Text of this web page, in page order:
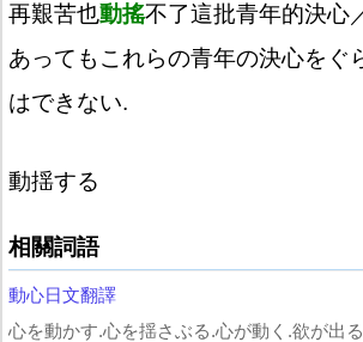
再艱苦也動搖不了這批青年的決心
あってもこれらの青年の決心をぐ
はできない.
動揺する
相關詞語
動心日文翻譯
心を動かす.心を揺さぶる.心が動く.欲が出